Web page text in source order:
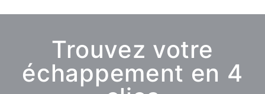
Trouvez votre
échappement en 4